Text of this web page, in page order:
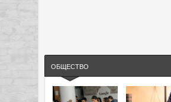
ОБЩЕСТВО